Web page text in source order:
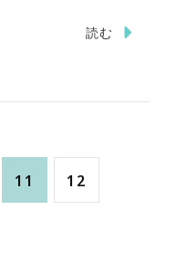
読む
固
11 固
12